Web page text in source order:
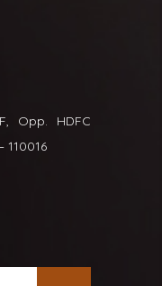
Opp. HDFC
110016